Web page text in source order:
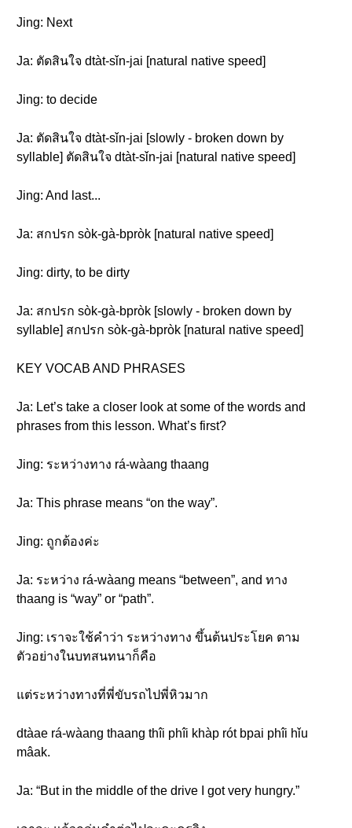
Jing: Next
Ja: ตัดสินใจ dtàt-sǐn-jai [natural native speed]
Jing: to decide
Ja: ตัดสินใจ dtàt-sǐn-jai [slowly - broken down by
syllable] ตัดสินใจ dtàt-sǐn-jai [natural native speed]
Jing: And last...
Ja: สกปรก sòk-gà-bpròk [natural native speed]
Jing: dirty, to be dirty
Ja: สกปรก sòk-gà-bpròk [slowly - broken down by
syllable] สกปรก sòk-gà-bpròk [natural native speed]
KEY VOCAB AND PHRASES
Ja: Let’s take a closer look at some of the words and
phrases from this lesson. What’s first?
Jing: ระหว่างทาง rá-wàang thaang
Ja: This phrase means “on the way”.
Jing: ถูกต้องค่ะ
Ja: ระหว่าง rá-wàang means “between”, and ทาง
thaang is “way” or “path”.
Jing: เราจะใช้คำว่า ระหว่างทาง ขึ้นต้นประโยค ตาม
ตัวอย่างในบทสนทนาก็คือ
แต่ระหว่างทางที่พี่ขับรถไปพี่หิวมาก
dtàae rá-wàang thaang thîi phîi khàp rót bpai phîi hǐu
mâak.
Ja: “But in the middle of the drive I got very hungry.”